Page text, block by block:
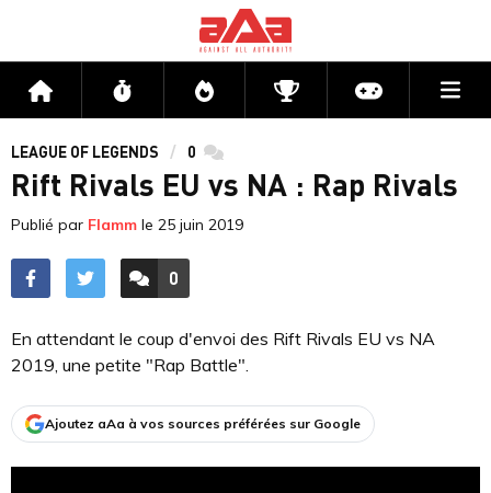
Accueil Flux Directs CompétitionsActu jeux
LEAGUE OF LEGENDS 0 commentaires
Rift Rivals EU vs NA : Rap Rivals
Publié par Flamm le 25 juin 2019
ACCÉDER AUX
0
COMMENTAIRES
En attendant le coup d'envoi des Rift Rivals EU vs NA
2019, une petite "Rap Battle".
Ajoutez aAa à vos sources préférées sur Google